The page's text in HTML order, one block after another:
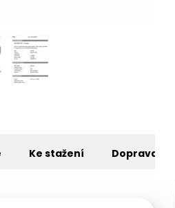
Ke stažení Doprava